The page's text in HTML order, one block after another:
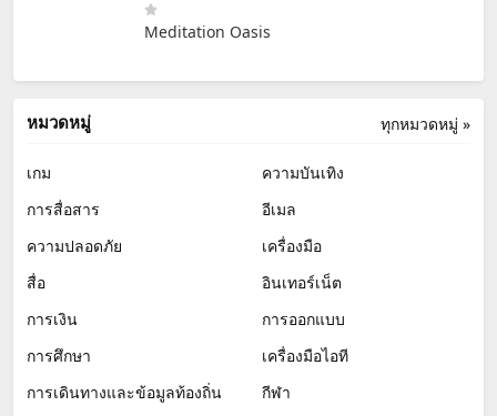
Meditation Oasis
ทุกหมวดหมู่ »
หมวดหมู่
เกม
ความบันเทิง
การสื่อสาร
อีเมล
ความปลอดภัย
เครื่องมือ
สื่อ
อินเทอร์เน็ต
การเงิน
การออกแบบ
การศึกษา
เครื่องมือไอที
การเดินทางและข้อมูลท้องถิ่น
กีฬา